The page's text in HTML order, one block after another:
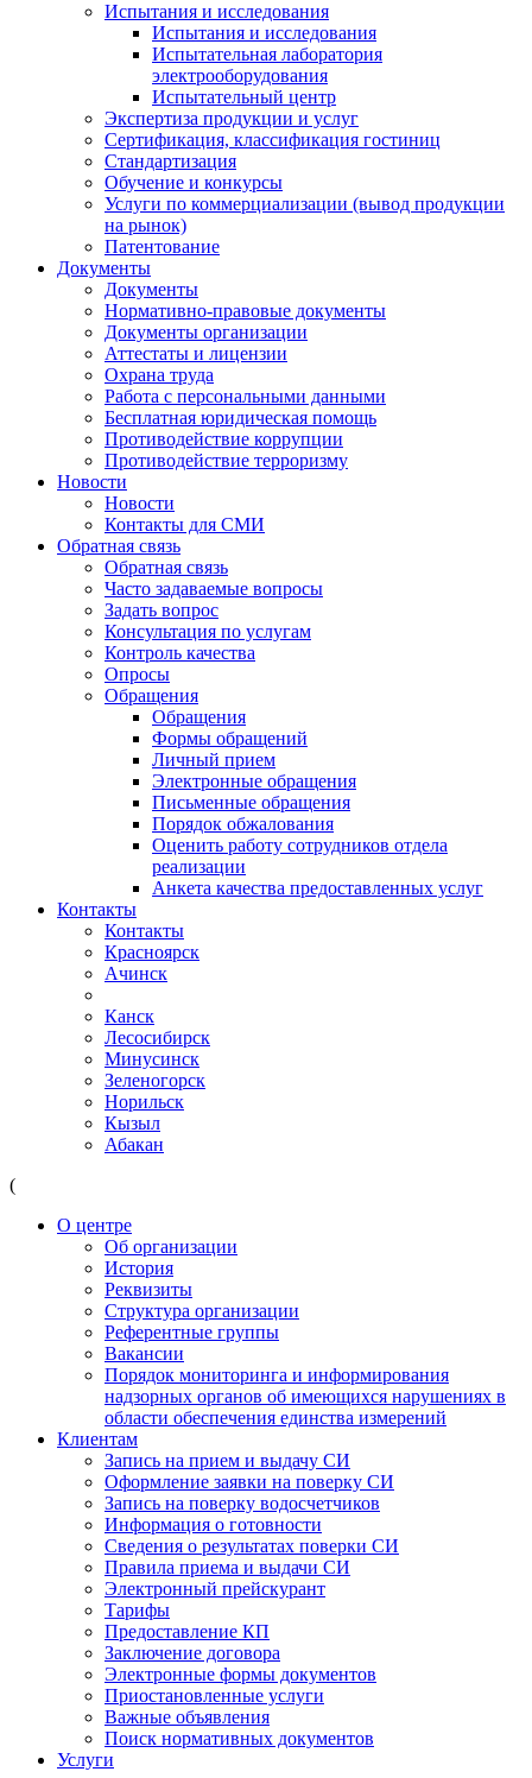
Испытания и исследования
Испытания и исследования
Испытательная лаборатория
электрооборудования
Испытательный центр
Экспертиза продукции и услуг
Сертификация, классификация гостиниц
Стандартизация
Обучение и конкурсы
Услуги по коммерциализации (вывод продукции
на рынок)
Патентование
Документы
Документы
Нормативно-правовые документы
Документы организации
Аттестаты и лицензии
Охрана труда
Работа с персональными данными
Бесплатная юридическая помощь
Противодействие коррупции
Противодействие терроризму
Новости
Новости
Контакты для СМИ
Обратная связь
Обратная связь
Часто задаваемые вопросы
Задать вопрос
Консультация по услугам
Контроль качества
Опросы
Обращения
Обращения
Формы обращений
Личный прием
Электронные обращения
Письменные обращения
Порядок обжалования
Оценить работу сотрудников отдела
реализации
Анкета качества предоставленных услуг
Контакты
Контакты
Красноярск
Ачинск
Канск
Лесосибирск
Минусинск
Зеленогорск
Норильск
Кызыл
Абакан
(
О центре
Об организации
История
Реквизиты
Структура организации
Референтные группы
Вакансии
Порядок мониторинга и информирования
надзорных органов об имеющихся нарушениях в
области обеспечения единства измерений
Клиентам
Запись на прием и выдачу СИ
Оформление заявки на поверку СИ
Запись на поверку водосчетчиков
Информация о готовности
Сведения о результатах поверки СИ
Правила приема и выдачи СИ
Электронный прейскурант
Тарифы
Предоставление КП
Заключение договора
Электронные формы документов
Приостановленные услуги
Важные объявления
Поиск нормативных документов
Услуги